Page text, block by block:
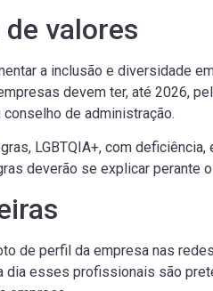
valores
a inclusão e diversidade
devem ter, até 2026,
de administração.
LGBTQIA+, com
deverão se explicar perante
de perfil da empresa nas
dia esses profissionais são